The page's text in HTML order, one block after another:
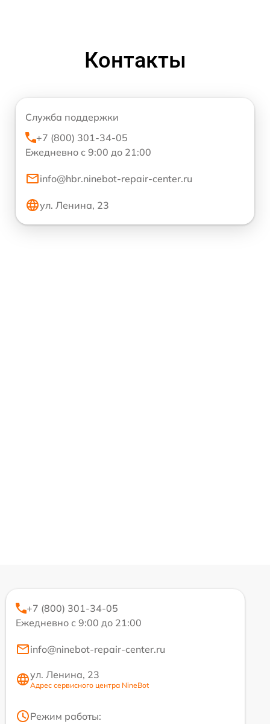
Контакты
Служба поддержки
+7 (800) 301-34-05
Ежедневно с 9:00 до 21:00
info@hbr.ninebot-repair-center.ru
ул. Ленина, 23
+7 (800) 301-34-05
Ежедневно с 9:00 до 21:00
info@ninebot-repair-center.ru
ул. Ленина, 23
Адрес сервисного центра NineBot
Режим работы: